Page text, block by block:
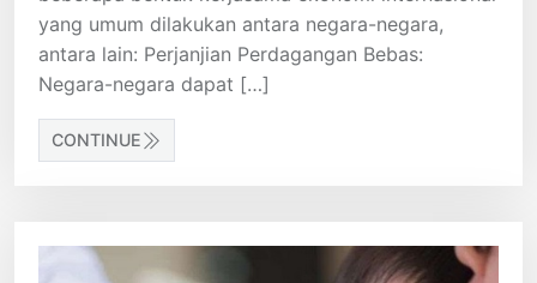
yang umum dilakukan antara negara-negara,
antara lain: Perjanjian Perdagangan Bebas:
Negara-negara dapat […]
CONTINUE